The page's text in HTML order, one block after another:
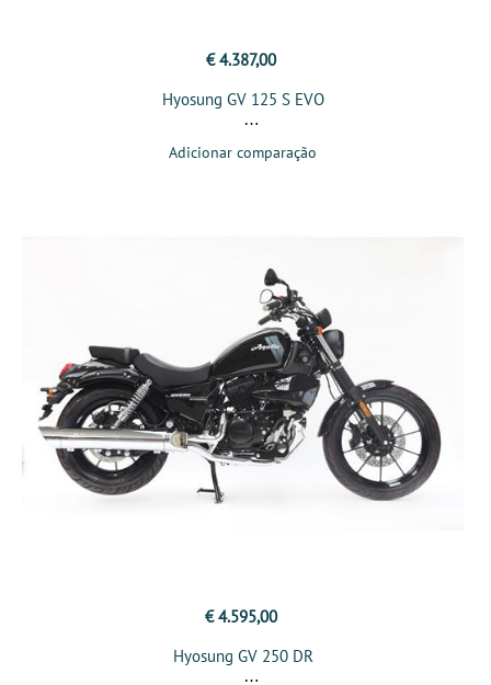
€ 4.387,00
Hyosung GV 125 S EVO
Adicionar comparação
€ 4.595,00
Hyosung GV 250 DR